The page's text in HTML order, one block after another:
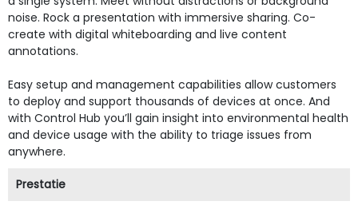
noise. Rock a presentation with immersive sharing. Co-
create with digital whiteboarding and live content
annotations.
Easy setup and management capabilities allow customers
to deploy and support thousands of devices at once. And
with Control Hub you’ll gain insight into environmental health
and device usage with the ability to triage issues from
anywhere.
Prestatie